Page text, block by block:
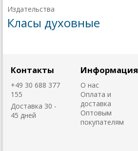
Издательства
Класы духовные
Контакты
+49 30 688 377
155
Доставка 30 -
45 дней
Информация
О нас
Оплата и
доставка
Оптовым
покупателям